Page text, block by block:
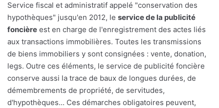
Service fiscal et administratif appelé "conservation des
hypothèques" jusqu'en 2012, le service de la publicité
foncière est en charge de l'enregistrement des actes liés
aux transactions immobilières. Toutes les transmissions
de biens immobiliers y sont consignées : vente, donation,
legs. Outre ces éléments, le service de publicité foncière
conserve aussi la trace de baux de longues durées, de
démembrements de propriété, de servitudes,
d'hypothèques... Ces démarches obligatoires peuvent,